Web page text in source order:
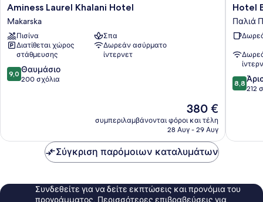
Aminess
Laurel
Khalani
Hotel
Makarska
Aminess Laurel Khalani Hotel
Makarska
Πισίνα
Σπα
Διατίθεται χώρος
στάθμευσης
Δωρεάν ασύρματο
ίντερνετ
9.0
στα
9,0 Θαυμάσιο
200 σχόλια
Η
τιμή
είναι
380 €
συμπεριλαμβάνονται φόροι και τέλη
28 Αυγ - 29 Αυγ
Hotel
Biokovo
Παλιά
Πόλη
Hotel
Παλιά
8.8
στα
8,8
212
Σύγκριση παρόμοιων καταλυμάτων
Συνδεθείτε για να δείτε εκπτώσεις και προνόμια του
προγράμματος. Περισσότερες επιβραβεύσεις για